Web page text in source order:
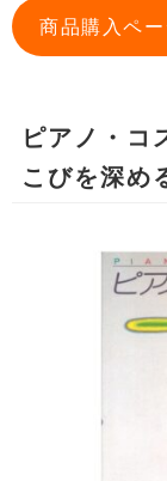
商品購入ペ
ピアノ・コ
こびを深め